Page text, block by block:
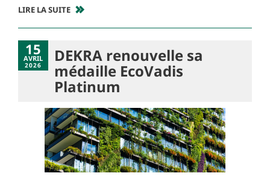
LIRE LA SUITE
15
AVRIL
2026 DEKRA renouvelle sa
médaille EcoVadis
Platinum